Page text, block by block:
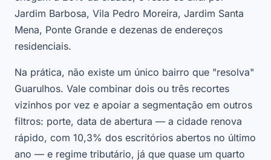
Jardim Barbosa, Vila Pedro Moreira, Jardim Santa
Mena, Ponte Grande e dezenas de endereços
residenciais.
Na prática, não existe um único bairro que "resolva"
Guarulhos. Vale combinar dois ou três recortes
vizinhos por vez e apoiar a segmentação em outros
filtros: porte, data de abertura — a cidade renova
rápido, com 10,3% dos escritórios abertos no último
ano — e regime tributário, já que quase um quarto